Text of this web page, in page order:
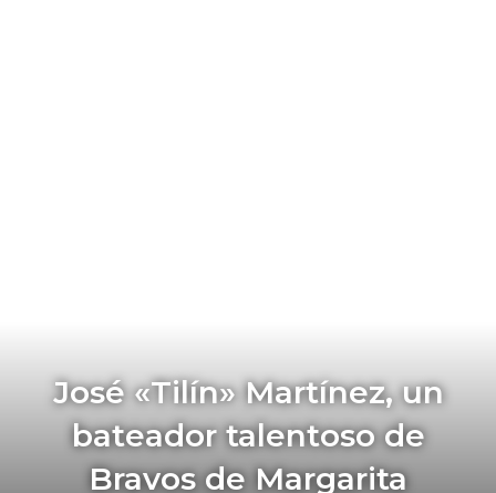
José «Tilín» Martínez, un
bateador talentoso de
Bravos de Margarita